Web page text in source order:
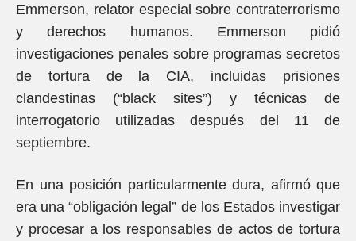
Emmerson, relator especial sobre contraterrorismo
y derechos humanos. Emmerson pidió
investigaciones penales sobre programas secretos
de tortura de la CIA, incluidas prisiones
clandestinas (“black sites”) y técnicas de
interrogatorio utilizadas después del 11 de
septiembre.
En una posición particularmente dura, afirmó que
era una “obligación legal” de los Estados investigar
y procesar a los responsables de actos de tortura